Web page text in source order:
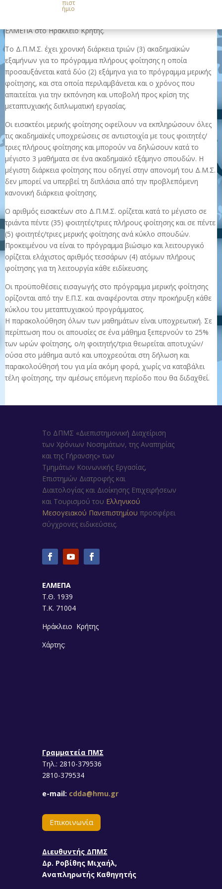
πιστ
ήμιο
Τα μαθήματα θα διεξάγονται κατά κανόνα στο τέλος της
ΕΛΜΕΠΑ στο Ηράκλειο Κρήτης.
Το Δ.Π.Μ.Σ. έχει χρονική διάρκεια τριών (3) ακαδημαϊκών
εξαμήνων για το πρόγραμμα πλήρους φοίτησης η οποία
προσαυξάνεται κατά δύο (2) εξάμηνα για το πρόγραμμα μερικής
φοίτησης, και στα οποία περιλαμβάνεται και ο χρόνος που
απαιτείται για την εκπόνηση και υποβολή προς κρίση της
μεταπτυχιακής διπλωματική εργασίας.
Οι εισακτέοι μερικής φοίτησης οφείλουν να εκπληρώσουν όλες
τις ακαδημαϊκές υποχρεώσεις σε αντιστοιχία με τους φοιτητές/
τριες πλήρους φοίτησης και μπορούν να δηλώσουν κατά το
μέγιστο 3 μαθήματα σε ένα ακαδημαϊκό εξάμηνο σπουδών. Η
μέγιστη διάρκεια φοίτησης που οδηγεί στην απονομή του Δ.Μ.Σ.
δεν μπορεί να υπερβεί τη διπλάσια από την προβλεπόμενη
κανονική διάρκεια φοίτησης.
Ο αριθμός εισακτέων στο Δ.Π.Μ.Σ. ορίζεται κατά το μέγιστο σε
τριάντα πέντε (35) φοιτητές/τριες πλήρους φοίτησης και σε πέντε
(5) φοιτητές/τριες μερικής φοίτησης ανά κύκλο σπουδών.
Προκειμένου να είναι το πρόγραμμα βιώσιμο και λειτουργικό
ορίζεται ελάχιστος αριθμός τεσσάρων (4) ατόμων πλήρους
φοίτησης για τη λειτουργία κάθε ειδίκευσης.
Οι προϋποθέσεις εισαγωγής στο πρόγραμμα μερικής φοίτησης
ορίζονται από την Ε.Π.Σ. και αναφέρονται στην προκήρυξη κάθε
κύκλου του μεταπτυχιακού προγράμματος.
Η παρακολούθηση όλων των μαθημάτων είναι υποχρεωτική. Σε
περίπτωση που οι απουσίες σε ένα μάθημα ξεπερνούν το 25%
των ωρών φοίτησης, ο/η φοιτητής/τρια θεωρείται αποτυχών/
ούσα στο μάθημα αυτό και υποχρεούται στη δήλωση και
παρακολούθησή του για μία ακόμη φορά, χωρίς να καταβάλει
τέλη φοίτησης, την αμέσως επόμενη περίοδο που θα διδαχθεί.
Το ΔΠΜΣ «Διεπιστημονική Διαχείριση
των Χρόνιων Νοσημάτων, της Αναπηρίας
και της Γήρανσης» των
Τμημάτων Κοινωνικής Εργασίας,
Επιστημών Διατροφής και
Διαιτολογίαςκαι Διοίκησης Επιχειρήσεων
και Τουρισμού του Ελληνικού
Μεσογειακού Πανεπιστημίου προσφέρει
σύγχρονες ειδικεύσεις.
ΕΛΜΕΠΑ
Τ.Θ. 1939
Τ.Κ. 71004
Ηράκλειο Κρήτης
Χάρτης:
Γραμματεία ΠΜΣ
Τηλ.: 2810-379536
2810-379534
e-mail: cdda@hmu.gr
Επικοινωνία
Διευθυντής ΔΠΜΣ
Δρ. Ροβίθης Μιχαήλ,
Αναπληρωτής Καθηγητής